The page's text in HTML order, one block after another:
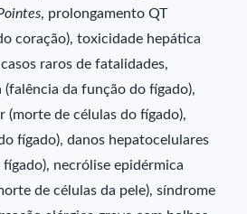
, prolongamento QT
coração), toxicidade hepática
raros de fatalidades,
da função do fígado),
(morte de células do fígado),
fígado), danos hepatocelulares
fígado), necrólise epidérmica
de células da pele), síndrome